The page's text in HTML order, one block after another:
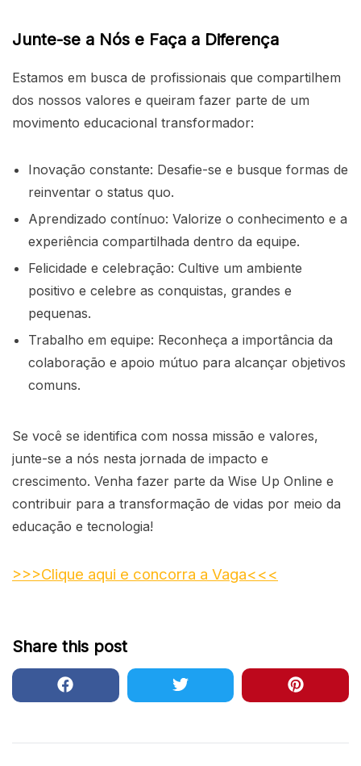
Junte-se a Nós e Faça a Diferença
Estamos em busca de profissionais que compartilhem
dos nossos valores e queiram fazer parte de um
movimento educacional transformador:
Inovação constante: Desafie-se e busque formas de
reinventar o status quo.
Aprendizado contínuo: Valorize o conhecimento e a
experiência compartilhada dentro da equipe.
Felicidade e celebração: Cultive um ambiente
positivo e celebre as conquistas, grandes e
pequenas.
Trabalho em equipe: Reconheça a importância da
colaboração e apoio mútuo para alcançar objetivos
comuns.
Se você se identifica com nossa missão e valores,
junte-se a nós nesta jornada de impacto e
crescimento. Venha fazer parte da Wise Up Online e
contribuir para a transformação de vidas por meio da
educação e tecnologia!
>>>Clique aqui e concorra a Vaga<<<
Share this post